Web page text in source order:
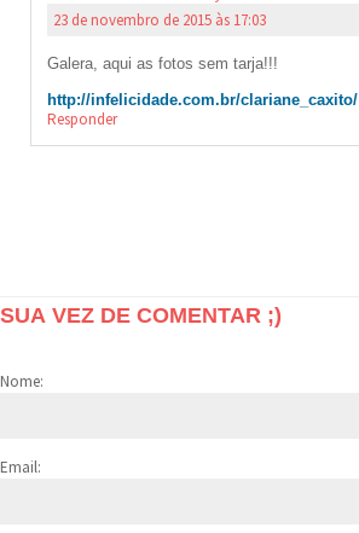
23 de novembro de 2015 às 17:03
Galera, aqui as fotos sem tarja!!!
http://infelicidade.com.br/clariane_caxito/
Responder
SUA VEZ DE COMENTAR ;)
Nome:
Email: